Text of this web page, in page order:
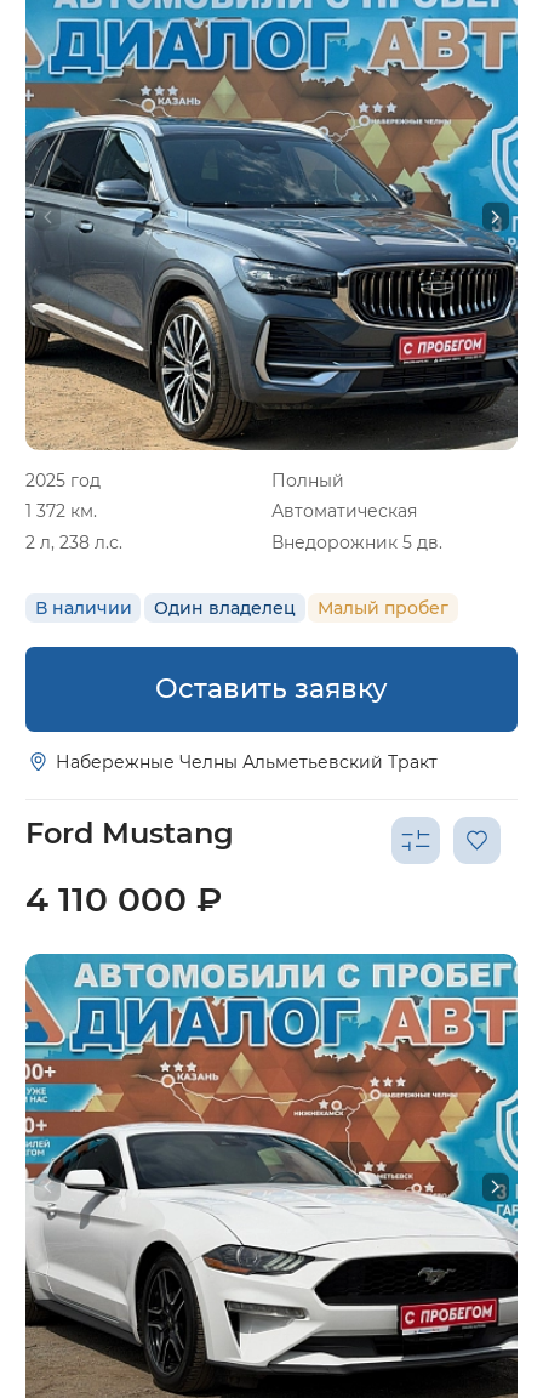
2025 год
Полный
1 372 км.
Автоматическая
2 л, 238 л.с.
Внедорожник 5 дв.
В наличии Один владелец Малый пробег
Оставить заявку
Набережные Челны Альметьевский Тракт
Ford Mustang
4 110 000 ₽